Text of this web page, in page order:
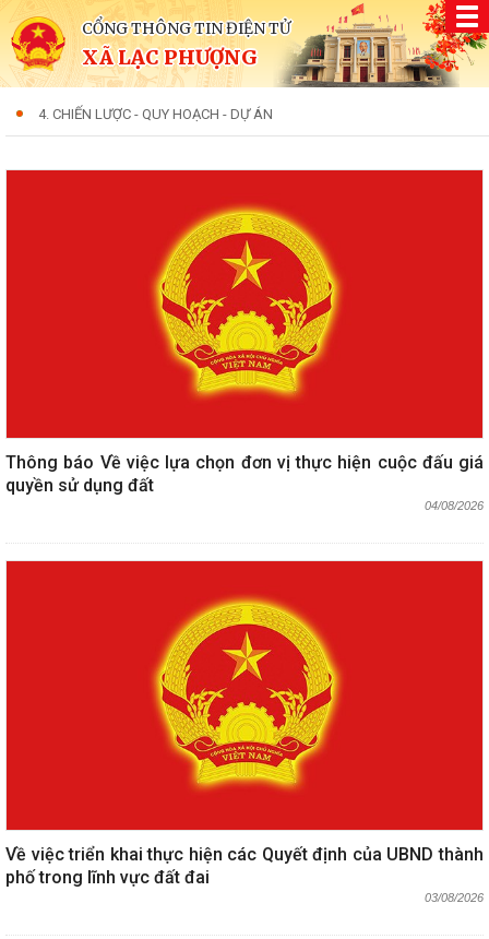
CỔNG THÔNG TIN ĐIỆN TỬ
XÃ LẠC PHƯỢNG
4. CHIẾN LƯỢC - QUY HOẠCH - DỰ ÁN
Thông báo Về việc lựa chọn đơn vị thực hiện cuộc đấu giá
quyền sử dụng đất
04/08/2026
Về việc triển khai thực hiện các Quyết định của UBND thành
phố trong lĩnh vực đất đai
03/08/2026